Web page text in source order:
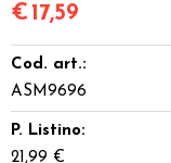
€ 17,59
Cod. art.:
ASM9696
P. Listino:
21,99 €